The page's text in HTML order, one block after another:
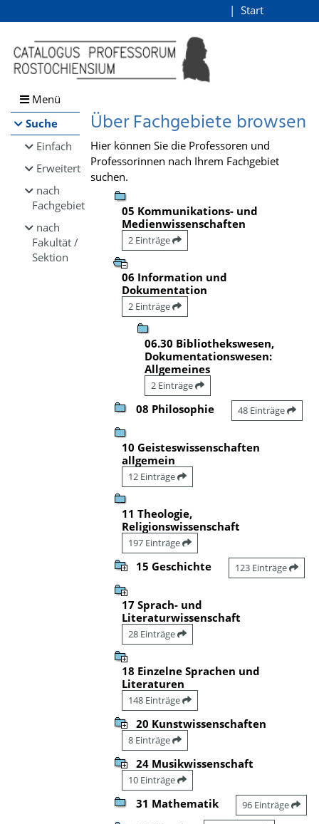
Browsen
direkt zum Inhalt
Start
Menü
Suche
Einfach
Erweitert
nach
Fachgebiet
nach
Fakultät /
Sektion
Über Fachgebiete browsen
Hier können Sie die Professoren und
Professorinnen nach Ihrem Fachgebiet
suchen.
05 Kommunikations- und
Medienwissenschaften
2 Einträge
06 Information und
Dokumentation
2 Einträge
06.30 Bibliothekswesen,
Dokumentationswesen:
Allgemeines
2 Einträge
08 Philosophie 48 Einträge
10 Geisteswissenschaften
allgemein
12 Einträge
11 Theologie,
Religionswissenschaft
197 Einträge
15 Geschichte 123 Einträge
17 Sprach- und
Literaturwissenschaft
28 Einträge
18 Einzelne Sprachen und
Literaturen
148 Einträge
20 Kunstwissenschaften
8 Einträge
24 Musikwissenschaft
10 Einträge
31 Mathematik 96 Einträge